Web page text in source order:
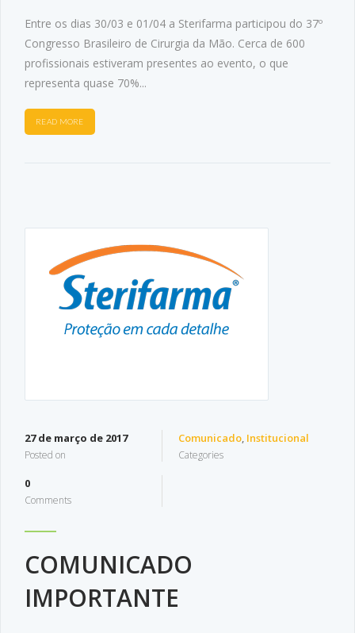
Entre os dias 30/03 e 01/04 a Sterifarma participou do 37º
Congresso Brasileiro de Cirurgia da Mão. Cerca de 600
profissionais estiveram presentes ao evento, o que
representa quase 70%...
READ MORE
27 de março de 2017
Posted on
Comunicado, Institucional
Categories
0
Comments
COMUNICADO
IMPORTANTE